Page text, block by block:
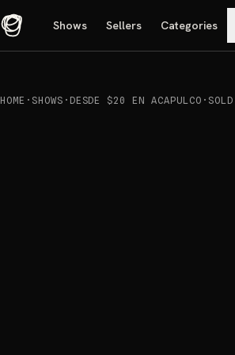
Shows Sellers Categories
HOME · SHOWS · DESDE $20 EN ACAPULCO · SOLD